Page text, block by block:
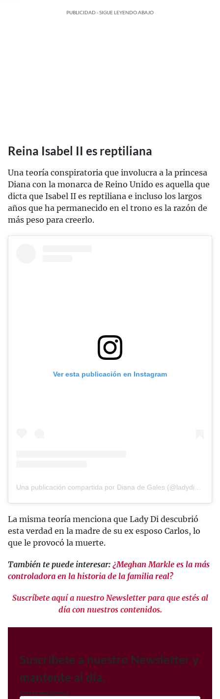
PUBLICIDAD - SIGUE LEYENDO ABAJO
Reina Isabel II es reptiliana
Una teoría conspiratoria que involucra a la princesa
Diana con la monarca de Reino Unido es aquella que
dicta que Isabel II es reptiliana e incluso los largos
años que ha permanecido en el trono es la razón de
más peso para creerlo.
Ver esta publicación en Instagram
La misma teoría menciona que Lady Di descubrió
esta verdad en la madre de su ex esposo Carlos, lo
que le provocó la muerte.
También te puede interesar: ¿Meghan Markle es la más
controladora en la historia de la familia real?
Suscríbete aquí a nuestro Newsletter para que estés al
día con nuestros contenidos.
Suscríbete a nuestro Newsletter y
mantente al día.
Correo electrónico